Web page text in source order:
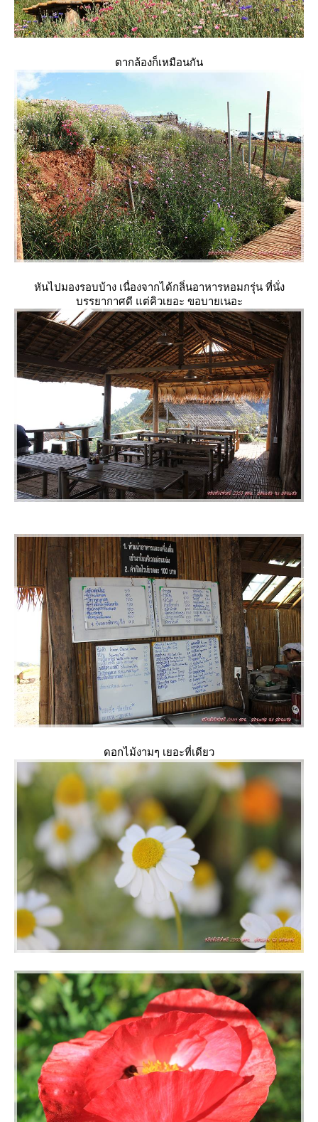
ตากล้องก็เหมือนกัน
หันไปมองรอบบ้าง เนื่องจากได้กลิ่นอาหารหอมกรุ่น ที่นั่ง
บรรยากาศดี แต่คิวเยอะ ขอบายเนอะ
ดอกไม้งามๆ เยอะที่เดียว